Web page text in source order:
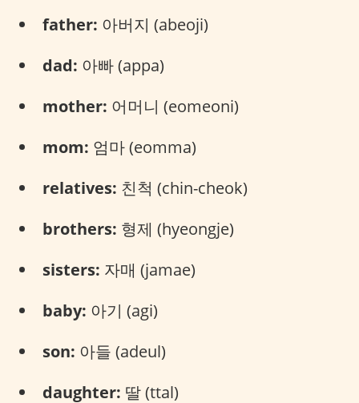
father: 아버지 (abeoji)
dad: 아빠 (appa)
mother: 어머니 (eomeoni)
mom: 엄마 (eomma)
relatives: 친척 (chin-cheok)
brothers: 형제 (hyeongje)
sisters: 자매 (jamae)
baby: 아기 (agi)
son: 아들 (adeul)
daughter: 딸 (ttal)